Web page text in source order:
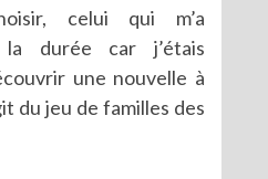
celui qui m’a
la durée car j’étais
une nouvelle à
du jeu de familles des